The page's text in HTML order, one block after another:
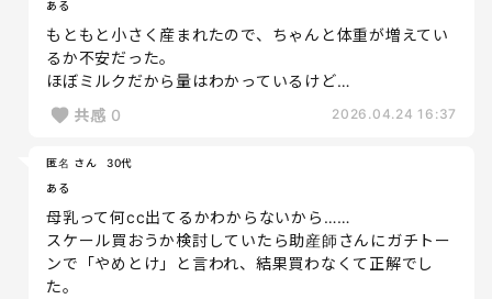
ある
もともと小さく産まれたので、ちゃんと体重が増えてい
るか不安だった。
ほぼミルクだから量はわかっているけど…
共感 0 2026.04.24 16:37
匿名 さん
30代
ある
母乳って何cc出てるかわからないから……
スケール買おうか検討していたら助産師さんにガチトー
ンで「やめとけ」と言われ、結果買わなくて正解でし
た。